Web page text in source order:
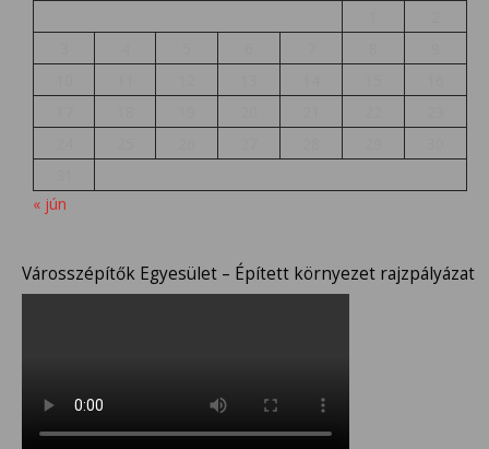
« jún
Városszépítők Egyesület – Épített környezet rajzpályázat